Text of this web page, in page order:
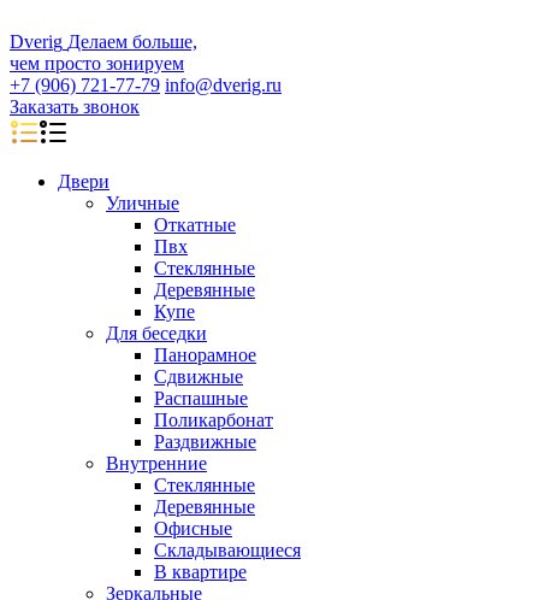
Dverig Делаем больше,
чем просто зонируем
+7 (906) 721-77-79 info@dverig.ru
Заказать звонок
Двери
Уличные
Откатные
Пвх
Стеклянные
Деревянные
Купе
Для беседки
Панорамное
Сдвижные
Распашные
Поликарбонат
Раздвижные
Внутренние
Стеклянные
Деревянные
Офисные
Складывающиеся
В квартире
Зеркальные